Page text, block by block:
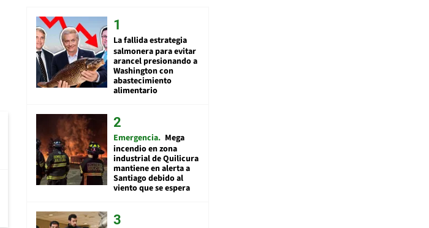
La fallida estrategia
salmonera para evitar
arancel presionando a
Washington con
abastecimiento
alimentario
Emergencia Mega
incendio en zona
industrial de Quilicura
mantiene en alerta a
Santiago debido al
viento que se espera